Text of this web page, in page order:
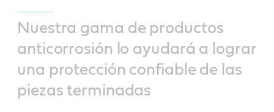
Nuestra gama de productos
anticorrosión lo ayudará a lograr
una protección confiable de las
piezas terminadas